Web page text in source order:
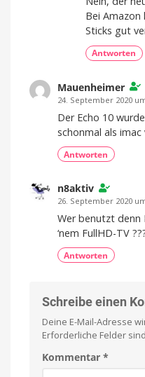
Bei Amazon
Sticks gut
Antworten
Mauenheimer
24. September 2020
Der Echo 10
schonmal als
Antworten
n8aktiv
26. September 2020
Wer benutzt
‘nem FullHD-TV
Antworten
Schreibe einen
Deine E-Mail-Adresse
Erforderliche Felder
Kommentar *